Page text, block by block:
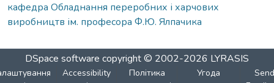
кафедра Обладнання переробних і харчових
виробництв ім. професора Ф.Ю. Ялпачика
DSpace software copyright © 2002-2026 LYRASIS
Accessibility
Політика
Угода
Send